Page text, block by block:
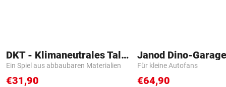
DKT - Klimaneutrales Talent
Ein Spiel aus abbaubaren Materialien
€31,90
Janod Dino-Garage
Für kleine Autofans
€64,90